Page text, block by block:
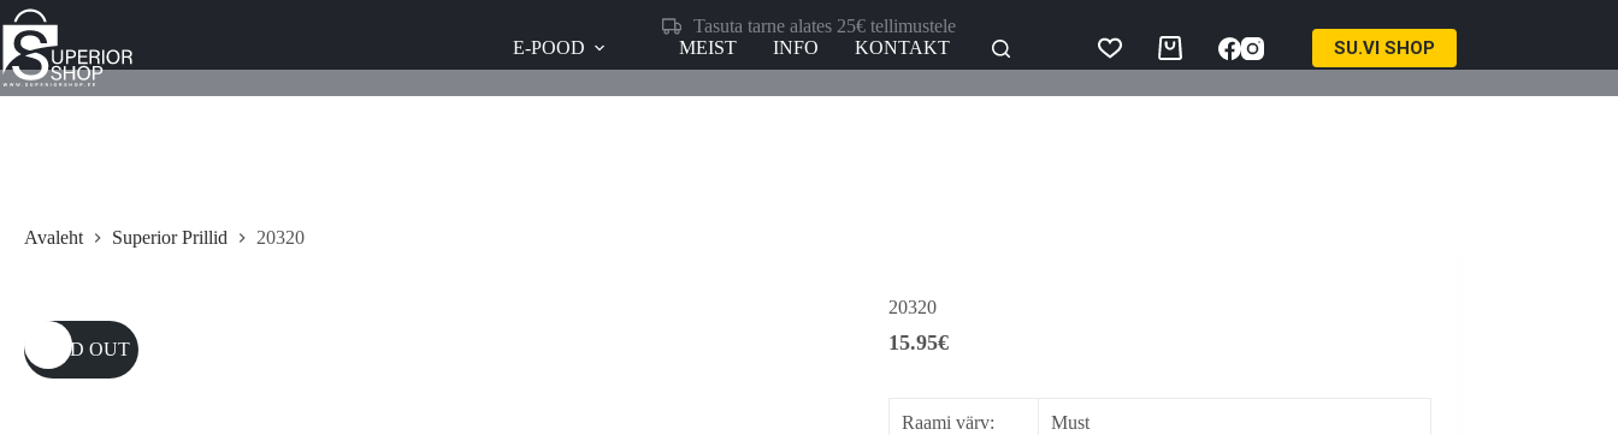
Skip
to
content
Tasuta tarne alates 25€ tellimustele
E-POOD
MEIST INFO KONTAKT Ostukorv SU.VI SHOP
Avaleht Superior Prillid 20320
SOLD OUT
20320
15.95€
Raami värv: Must